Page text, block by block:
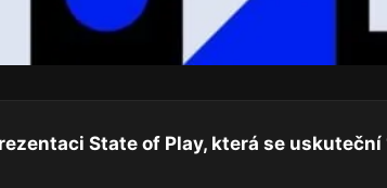
State of Play, která se uskuteční